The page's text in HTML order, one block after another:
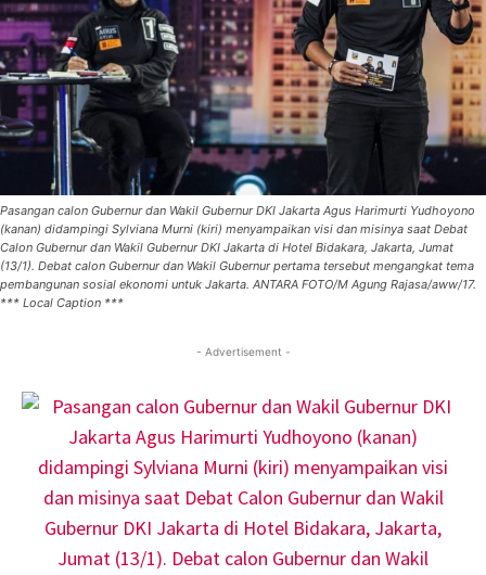
Pasangan calon Gubernur dan Wakil Gubernur DKI Jakarta Agus Harimurti Yudhoyono
(kanan) didampingi Sylviana Murni (kiri) menyampaikan visi dan misinya saat Debat
Calon Gubernur dan Wakil Gubernur DKI Jakarta di Hotel Bidakara, Jakarta, Jumat
(13/1). Debat calon Gubernur dan Wakil Gubernur pertama tersebut mengangkat tema
pembangunan sosial ekonomi untuk Jakarta. ANTARA FOTO/M Agung Rajasa/aww/17.
*** Local Caption ***
- Advertisement -